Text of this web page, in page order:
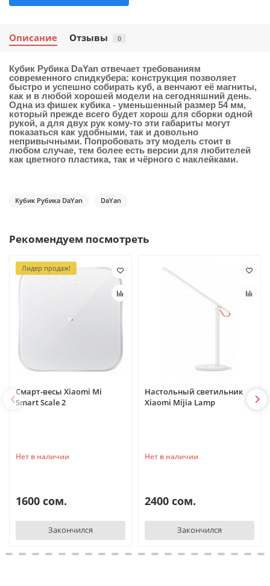
Описание Отзывы 0
Кубик Рубика DaYan отвечает требованиям
современного спидкубера: конструкция позволяет
быстро и успешно собирать куб, а венчают её магниты,
как и в любой хорошей модели на сегодняшний день.
Одна из фишек кубика - уменьшенный размер 54 мм,
который прежде всего будет хорош для сборки одной
рукой, а для двух рук кому-то эти габариты могут
показаться как удобными, так и довольно
непривычными. Попробовать эту модель стоит в
любом случае, тем более есть версии для любителей
как цветного пластика, так и чёрного с наклейками.
Кубик Рубика DaYan DaYan
Рекомендуем посмотреть
Лидер продаж!
Смарт-весы Xiaomi Mi
Smart Scale 2
Нет в наличии
1600 сом.
Закончился
Настольный светильник
Xiaomi Mijia Lamp
Нет в наличии
2400 сом.
Закончился